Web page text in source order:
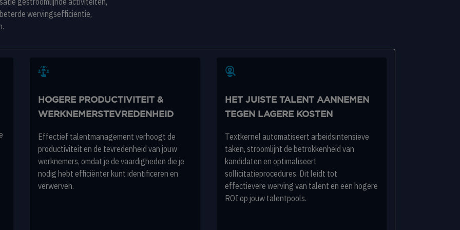
wervingsefficiëntie,
HOGERE PRODUCTIVITEIT &
WERKNEMERSTEVREDENHEID
Effectief talentmanagement verhoogt de
productiviteit en de tevredenheid van jouw
werknemers, omdat je de vaardigheden die je
nodig hebt efficiënter kunt identificeren en
verwerven.
HET JUISTE TALENT AANNEMEN
TEGEN LAGERE KOSTEN
Textkernel automatiseert arbeidsintensieve
taken, stroomlijnt de betrokkenheid van
kandidaten en optimaliseert
sollicitatieprocedures. Dit leidt tot
effectievere werving van talent en een hogere
ROI op jouw talentpools.